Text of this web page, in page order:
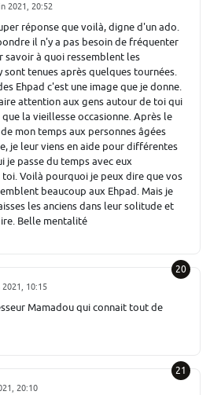
2021, 20:52
réponse que voilà, digne d'un ado.
il n'y a pas besoin de fréquenter
savoir à quoi ressemblent les
sont tenues après quelques tournées.
Ehpad c'est une image que je donne.
attention aux gens autour de toi qui
la vieillesse occasionne. Après le
mon temps aux personnes âgées
je leur viens en aide pour différentes
je passe du temps avec eux
Voilà pourquoi je peux dire que vos
beaucoup aux Ehpad. Mais je
les anciens dans leur solitude et
Belle mentalité
20
10:15
Mamadou qui connait tout de
21
20:10